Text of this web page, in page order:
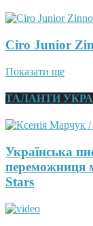
Ciro Junior
Показати ще
ТАЛАНТИ
Українська
переможниця
Stars